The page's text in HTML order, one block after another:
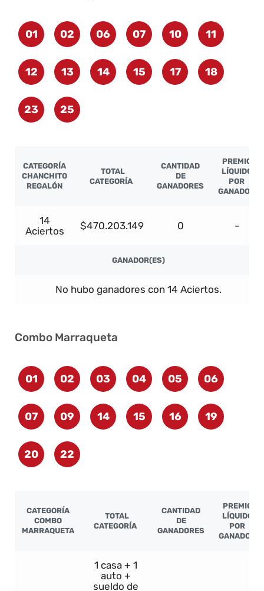
01 02 06 07 10 11
12 13 14 15 17 18
23 25
CATEGORÍA
CHANCHITO
REGALÓN
TOTAL
CATEGORÍA
CANTIDAD
DE
GANADORES
PREMIO
LÍQUIDO
POR
GANADOR
14
Aciertos
$470.203.149 0 -
GANADOR(ES)
No hubo ganadores con 14 Aciertos.
Combo Marraqueta
01 02 03 04 05 06
07 09 14 15 16 19
20 22
CATEGORÍA
COMBO
MARRAQUETA
TOTAL
CATEGORÍA
CANTIDAD
DE
GANADORES
PREMIO
LÍQUIDO
POR
GANADOR
1 casa + 1
auto +
sueldo de